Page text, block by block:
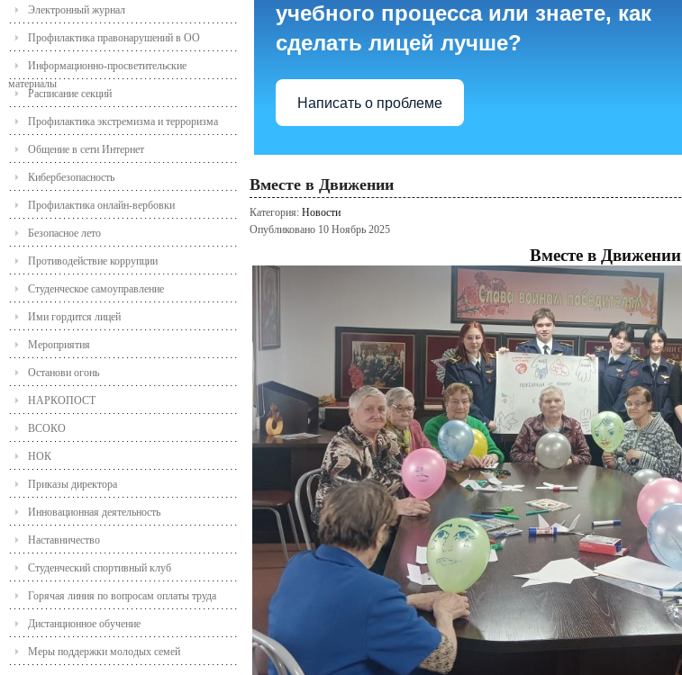
Электронный журнал
Профилактика правонарушений в ОО
Информационно-просветительские
материалы
Расписание секций
Профилактика экстремизма и терроризма
Общение в сети Интернет
Кибербезопасность
Профилактика онлайн-вербовки
Безопасное лето
Противодействие коррупции
Студенческое самоуправление
Ими гордится лицей
Мероприятия
Останови огонь
НАРКОПОСТ
ВСОКО
НОК
Приказы директора
Инновационная деятельность
Наставничество
Студенческий спортивный клуб
Горячая линия по вопросам оплаты труда
Дистанционное обучение
Меры поддержки молодых семей
учебного процесса или знаете, как
сделать лицей лучше?
Написать о проблеме
Вместе в Движении
Категория: Новости
Опубликовано 10 Ноябрь 2025
Вместе в Движении